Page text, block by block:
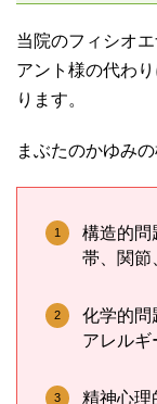
当院のフィシオ
アント様の代わ
ります。
まぶたのかゆみ
構造的問
帯、関節
化学的問
アレルギ
精神心理